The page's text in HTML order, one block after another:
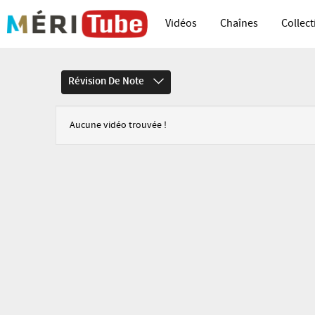
Vidéos Chaînes
Révision De Note
Aucune vidéo trouvée !